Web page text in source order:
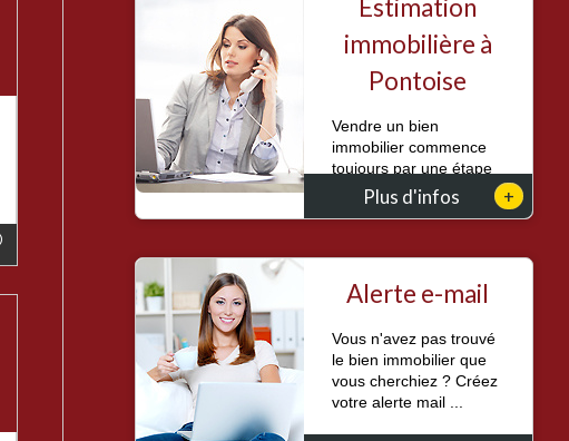
Estimation
immobilière à
Pontoise
Vendre un bien
immobilier commence
toujours par une étape
essentielle : conna...
Plus d'infos +
Alerte e-mail
Vous n'avez pas trouvé
le bien immobilier que
vous cherchiez ? Créez
votre alerte mail ...